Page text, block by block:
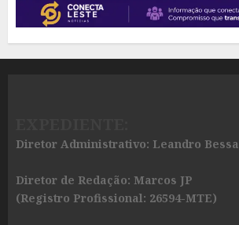
Diretor Administrativo: Leandro Bessa
Diretor de Redação: Marcos JP
(Registro Profissional: 26594-MTE)